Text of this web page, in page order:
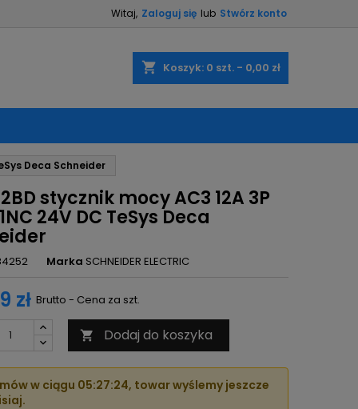
Witaj, Zaloguj się lub Stwórz konto
shopping_cart Koszyk: 0 szt. - 0,00 zł
Deca Schneider
stycznik mocy AC3 12A 3P
24V DC TeSys Deca
Marka SCHNEIDER ELECTRIC
zł Brutto - Cena za szt.
 Dodaj do koszyka
w ciągu 05:27:23, towar wyślemy jeszcze